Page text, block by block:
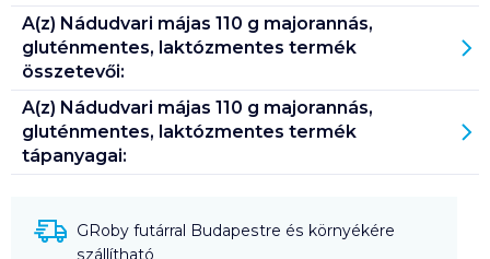
A(z) Nádudvari májas 110 g majorannás,
gluténmentes, laktózmentes termék
összetevői:
A(z) Nádudvari májas 110 g majorannás,
gluténmentes, laktózmentes termék
tápanyagai:
GRoby futárral Budapestre és környékére
szállítható